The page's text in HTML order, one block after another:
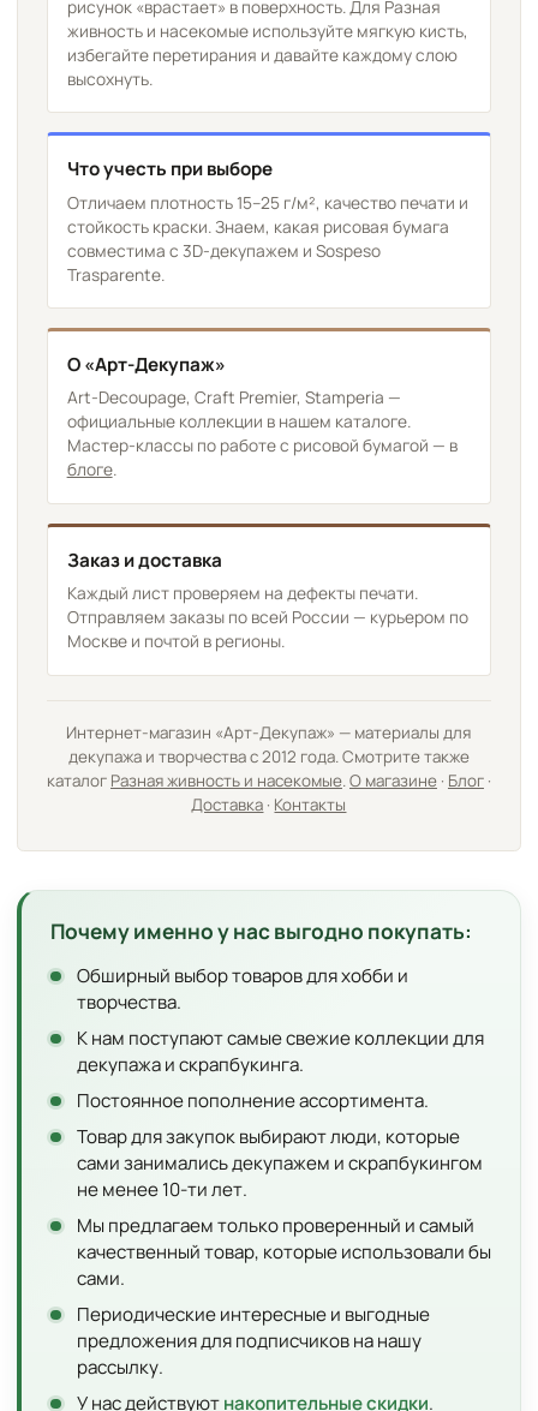
рисунок «врастает» в поверхность. Для Разная
живность и насекомые используйте мягкую кисть,
избегайте перетирания и давайте каждому слою
высохнуть.
Что учесть при выборе
Отличаем плотность 15–25 г/м², качество печати и
стойкость краски. Знаем, какая рисовая бумага
совместима с 3D-декупажем и Sospeso
Trasparente.
О «Арт-Декупаж»
Art-Decoupage, Craft Premier, Stamperia —
официальные коллекции в нашем каталоге.
Мастер-классы по работе с рисовой бумагой — в
блоге.
Заказ и доставка
Каждый лист проверяем на дефекты печати.
Отправляем заказы по всей России — курьером по
Москве и почтой в регионы.
Интернет-магазин «Арт-Декупаж» — материалы для
декупажа и творчества с 2012 года. Смотрите также
каталог Разная живность и насекомые.О магазине· Блог·
Доставка · Контакты
Почему именно у нас выгодно покупать:
Обширный выбор товаров для хобби и
творчества.
К нам поступают самые свежие коллекции для
декупажа и скрапбукинга.
Постоянное пополнение ассортимента.
Товар для закупок выбирают люди, которые
сами занимались декупажем и скрапбукингом
не менее 10-ти лет.
Мы предлагаем только проверенный и самый
качественный товар, которые использовали бы
сами.
Периодические интересные и выгодные
предложения для подписчиков на нашу
рассылку.
У нас действуютнакопительные скидки.